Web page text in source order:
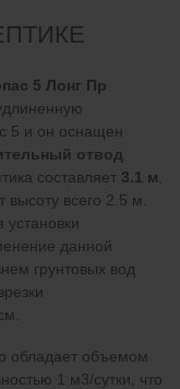
5 Лонг Пр
5 и он оснащен
отвод
составляет 3.1 м
всего 2.5 м.
данной
грунтовых вод
обладает объемом
1 м3/сутки, что